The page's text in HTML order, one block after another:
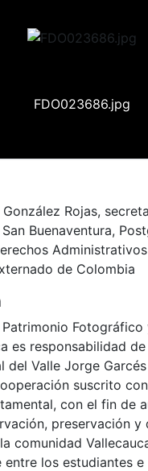
FDO023686.jpg
Rojas,
Buenaventura,
de Colombia
Fotográfico
es responsabilidad
del Valle Jorge
suscrito
con el fin de
preservación y
comunidad
entre los estudiantes